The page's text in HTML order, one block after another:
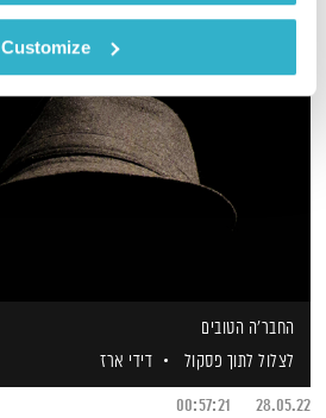
Customize
החבר'ה הטובים
לצלול לתוך פסקול
דידי ארז
28.05.22
00:57:21